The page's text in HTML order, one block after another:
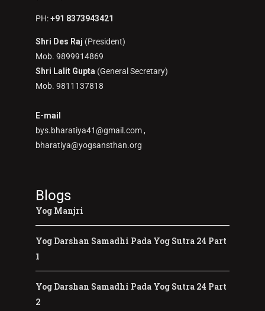
PH:+91 8373943421
Shri Des Raj (President)
Mob. 9899914869
Shri Lalit Gupta (General Secretary)
Mob. 9811137818
E-mail
bys.bharatiya41@gmail.com ,
bharatiya@yogsansthan.org
Blogs
Yog Manjri
Yog Darshan Samadhi Pada Yog Sutra 24 Part
1
Yog Darshan Samadhi Pada Yog Sutra 24 Part
2